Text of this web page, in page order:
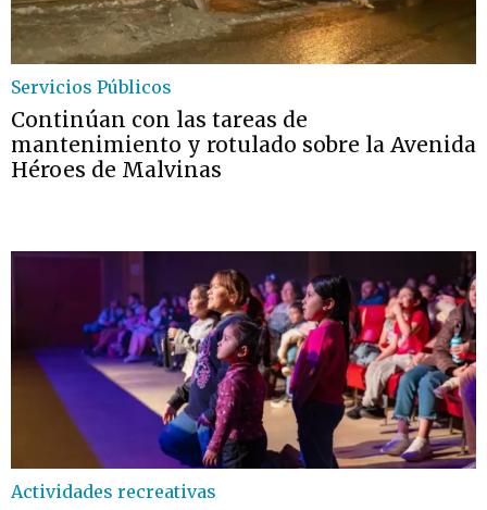
Servicios Públicos
Continúan con las tareas de
mantenimiento y rotulado sobre la Avenida
Héroes de Malvinas
Actividades recreativas